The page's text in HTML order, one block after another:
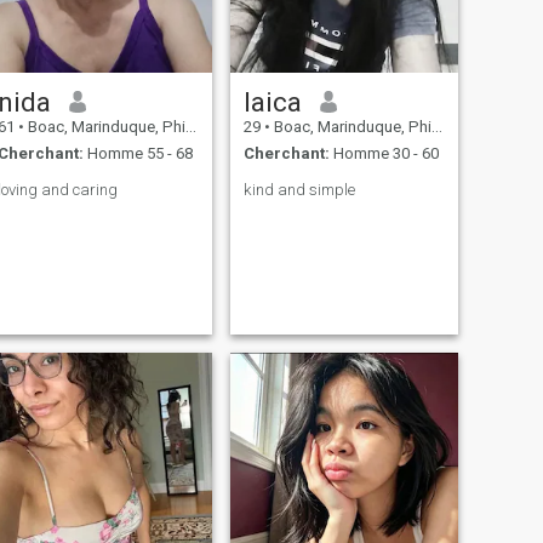
nida
• Boac, Marinduque, Philippines
Cherchant: Homme 55 - 68
loving and caring
laica
29 • Boac, Marinduque, Philippines
Cherchant: Homme 30 - 60
kind and simple